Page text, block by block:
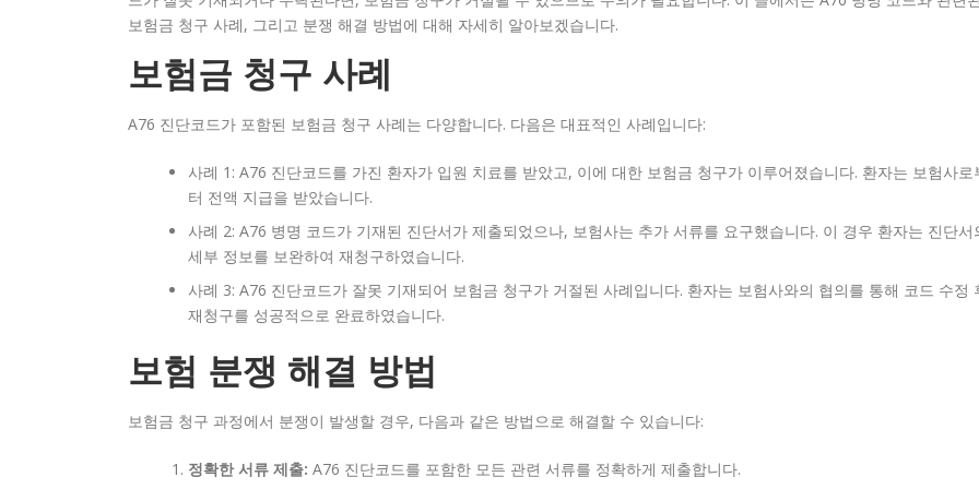
보험금 청구 사례, 그리고 분쟁 해결 방법에 대해 자세히 알아보겠습니다.
보험금 청구 사례
A76 진단코드가 포함된 보험금 청구 사례는 다양합니다. 다음은 대표적인 사례입니다:
사례 1: A76 진단코드를 가진 환자가 입원 치료를 받았고, 이에 대한 보험금 청구가 이루어졌습니다. 환자는 보험사로
터 전액 지급을 받았습니다.
사례 2: A76 병명 코드가 기재된 진단서가 제출되었으나, 보험사는 추가 서류를 요구했습니다. 이 경우 환자는 진단서
세부 정보를 보완하여 재청구하였습니다.
사례 3: A76 진단코드가 잘못 기재되어 보험금 청구가 거절된 사례입니다. 환자는 보험사와의 협의를 통해 코드 수정
재청구를 성공적으로 완료하였습니다.
보험 분쟁 해결 방법
보험금 청구 과정에서 분쟁이 발생할 경우, 다음과 같은 방법으로 해결할 수 있습니다:
정확한 서류 제출: A76 진단코드를 포함한 모든 관련 서류를 정확하게 제출합니다.